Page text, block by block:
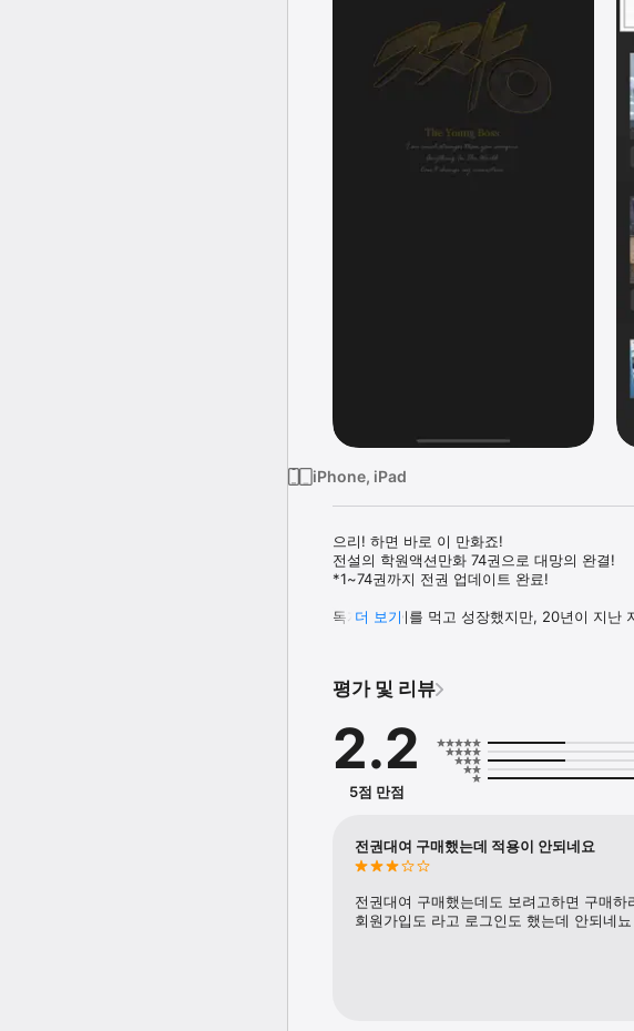
iPhone, iPad
으리! 하면 바로 이 만화죠!
전설의 학원액션만화 74권으로 대망의 완결!
*1~74권까지 전권 업데이트 완료!
독자는 나이를 먹고 성장했지만, 20년이 지난
‘짱’은 1996년 만화잡지 코믹챔프에 연재를
장본인 이기도 합니다. 정의감 넘치는 고교생
다양한 캐릭터 설정으로 그려낸 학원 액션만
*****************
앱내 문의하기: 메뉴 > 문의하기 이용
◎ 이 앱은 북잼에서 제작되었습니다.
더 보기
평가 및 리뷰
2.2
5점 만점
전권대여 구매했는데 적용이 안되네요
전권대여 구매했는데도 보려고하면 구매하
회원가입도 라고 로그인도 했는데 안되네